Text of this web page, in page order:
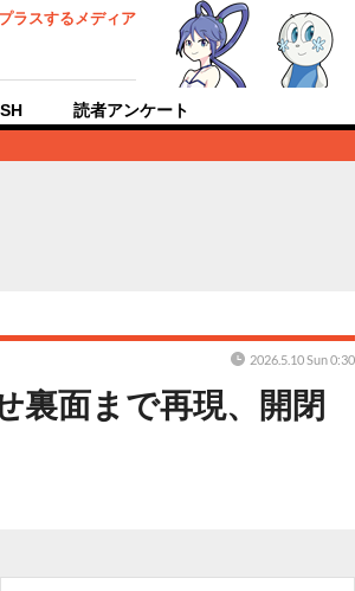
ラスするメディア
読者アンケート
裏面まで再現、開閉
2026.5.10 Sun 0:30